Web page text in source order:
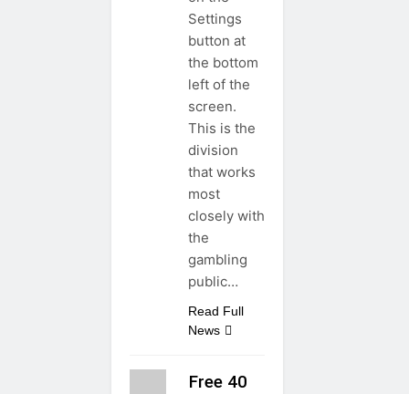
Settings
button at
the bottom
left of the
screen.
This is the
division
that works
most
closely with
the
gambling
public…
Read Full
News
Free 40